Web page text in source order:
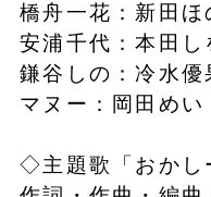
橋舟一花：新田ほ
安浦千代：本田し
鎌谷しの：冷水優
マヌー：岡田めい
◇主題歌「おかし